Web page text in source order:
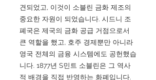
견되었고, 이것이 소블린 금화 제조의
중요한 자원이 되었습니다. 시드니 조
폐국은 제국의 금화 공급 거점으로서
큰 역할을 했고, 호주 경제뿐만 아니라
영국 전체의 금융 시스템에도 공헌했습
니다. 1877년 S민트 소블린은 그 역사
적 배경을 직접 반영하는 화폐입니다.